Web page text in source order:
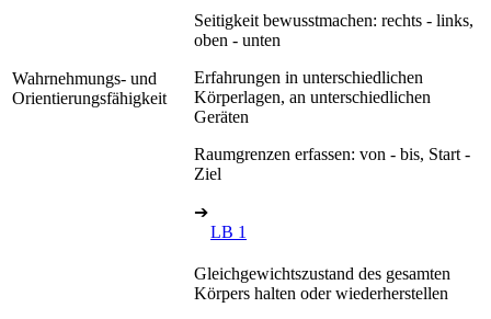
Wahrnehmungs- und
Orientierungsfähigkeit
Seitigkeit bewusstmachen: rechts - links,
oben - unten
Erfahrungen in unterschiedlichen
Körperlagen, an unterschiedlichen
Geräten
Raumgrenzen erfassen: von - bis, Start -
Ziel
➔
LB 1
Gleichgewichtszustand des gesamten
Körpers halten oder wiederherstellen